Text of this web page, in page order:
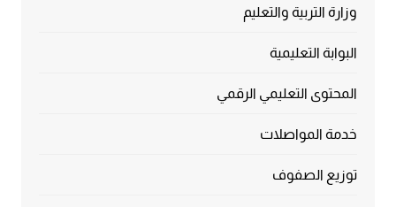
وزارة التربية والتعليم
البوابة التعليمية
المحتوى التعليمي الرقمي
خدمة المواصلات
توزيع الصفوف